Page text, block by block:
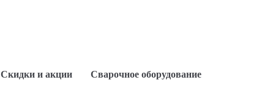
Скидки и акции Сварочное оборудование